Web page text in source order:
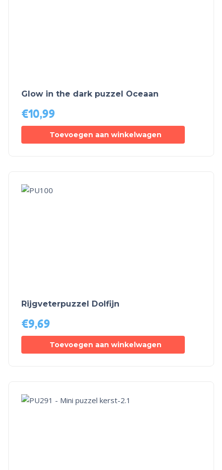
Glow in the dark puzzel Oceaan
€10,99
Toevoegen aan winkelwagen
Rijgveterpuzzel Dolfijn
€9,69
Toevoegen aan winkelwagen